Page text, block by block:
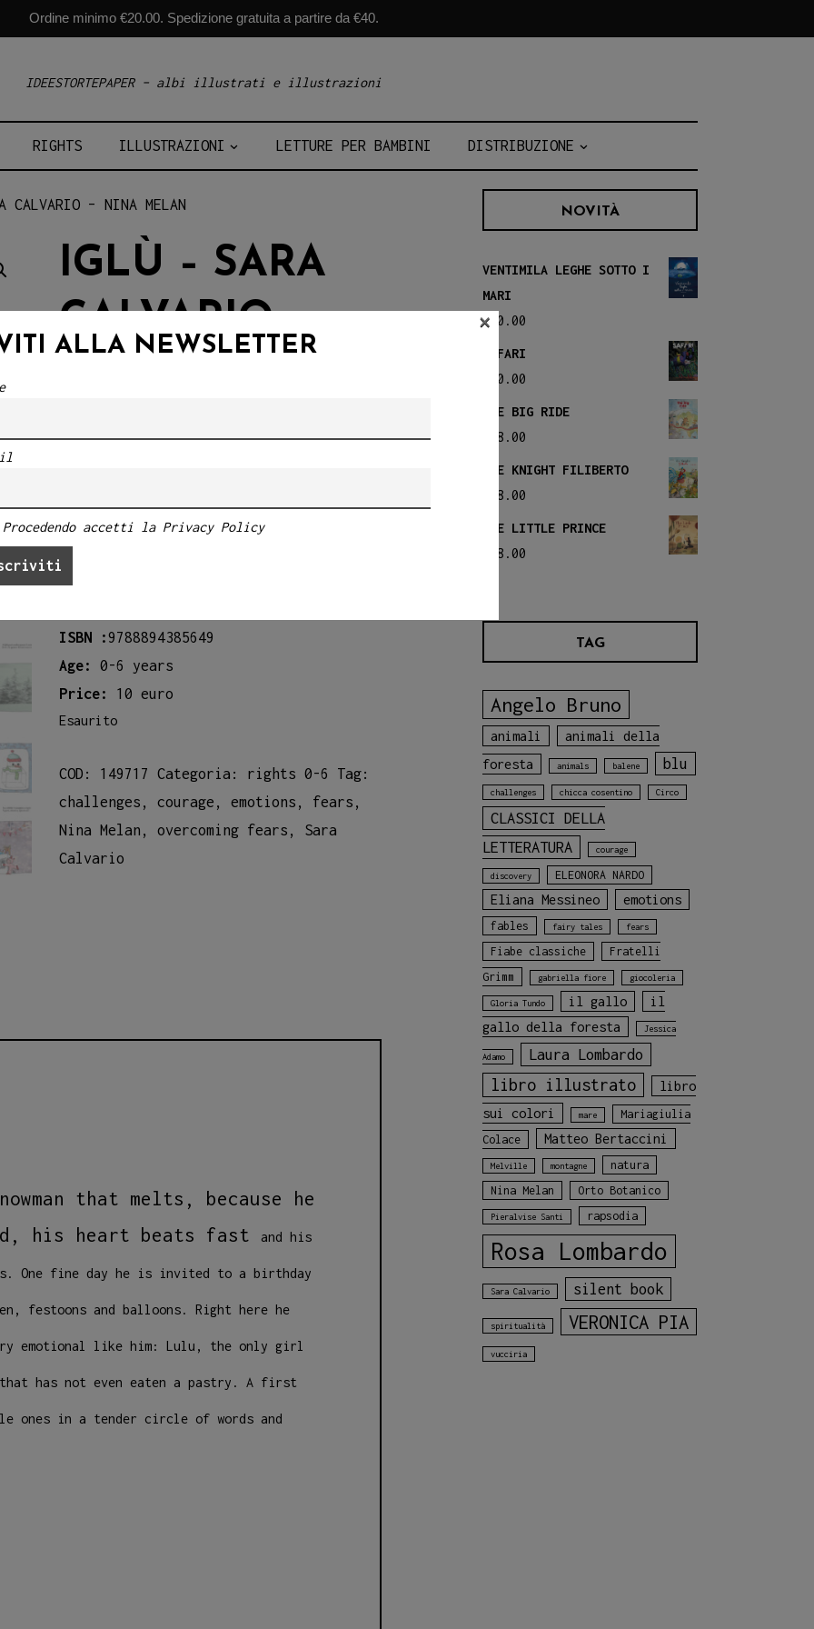
Ordine minimo €20.00. Spedizione gratuita a partire da €40.
IDEESTORTEPAPER – albi illustrati e illustrazioni
RIGHTS ILLUSTRAZIONI LETTURE PER BAMBINI DISTRIBUZIONE
– NINA MELAN
IGLÙ – SARA
CALVARIO –
€10.00
Format:hardcover 15 x 19 cm
ISBN :9788894385649
Age: 0-6 years
Price: 10 euro
Esaurito
COD: 149717 Categoria: rights 0-6
Tag:
challenges , courage , emotions , fears ,
Nina Melan , overcoming fears , Sara
Calvario
that melts, because he
his heart beats fast
and his
One fine day he is invited to a birthday
festoons and balloons. Right here he
emotional like him: Lulu, the only girl
has not even eaten a pastry. A first
ones in a tender circle of words and
NOVITÀ
VENTIMILA LEGHE SOTTO I
MARI
€ 20.00
SAFARI
20.00
THE BIG RIDE
18.00
THE KNIGHT FILIBERTO
18.00
THE LITTLE PRINCE
18.00
TAG
Angelo Bruno
animali
animali della
foresta
animals balene blu
challenges chicca cosentino Circo
CLASSICI DELLA
LETTERATURA
courage
discovery ELEONORA NARDO
Eliana Messineo emotions
fables fairy tales fears
Fiabe classiche
Fratelli
Grimm
gabriella fiore giocoleria
Gloria Tundo il gallo
il
gallo della foresta
Jessica
Adamo Laura Lombardo
libro illustrato
libro
sui colori
mare
Mariagiulia
Colace
Matteo Bertaccini
Melville montagne
natura
Nina Melan
Orto Botanico
Pieralvise Santi rapsodia
Rosa Lombardo
Sara Calvario silent book
spiritualità VERONICA PIA
vucciria
ALLA NEWSLETTER
Procedendo accetti la Privacy Policy
×